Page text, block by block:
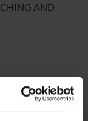
AND